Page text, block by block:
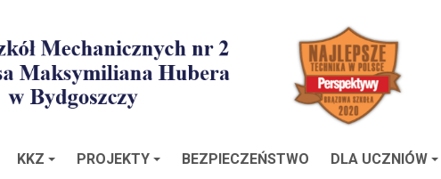
KKZ PROJEKTY BEZPIECZEŃSTWO DLA UCZNIÓW